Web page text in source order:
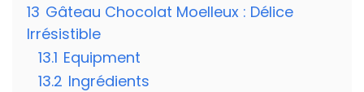
13 Gâteau Chocolat Moelleux : Délice
Irrésistible
13.1 Equipment
13.2 Ingrédients